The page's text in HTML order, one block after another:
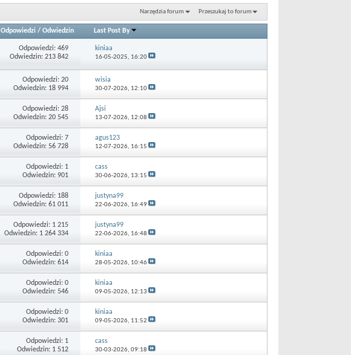
Narzędzia forum Przeszukaj to forum
Odpowiedzi/ Odwiedzin Last Post By
Odpowiedzi: 469
Odwiedzin: 213 842
kiniaa
16-05-2025, 16:20
Odpowiedzi: 20
Odwiedzin: 18 994
wisia
30-07-2026, 12:10
Odpowiedzi: 28
Odwiedzin: 20 545
Ajsi
13-07-2026, 12:08
Odpowiedzi: 7
Odwiedzin: 56 728
agus123
12-07-2026, 16:15
Odpowiedzi: 1
Odwiedzin: 901
cass
30-06-2026, 13:15
Odpowiedzi: 188
Odwiedzin: 61 011
justyna99
22-06-2026, 16:49
Odpowiedzi: 1 215
Odwiedzin: 1 264 334
justyna99
22-06-2026, 16:48
Odpowiedzi: 0
Odwiedzin: 614
kiniaa
28-05-2026, 10:46
Odpowiedzi: 0
Odwiedzin: 546
kiniaa
09-05-2026, 12:13
Odpowiedzi: 0
Odwiedzin: 301
kiniaa
09-05-2026, 11:52
Odpowiedzi: 1
Odwiedzin: 1 512
cass
30-03-2026, 09:18